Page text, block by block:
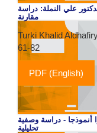
علي النملة: دراسة
مقارنة
Turki Khalid
61-82
PDF (English)
أنموذجا - دراسة وصفية
تحليلية